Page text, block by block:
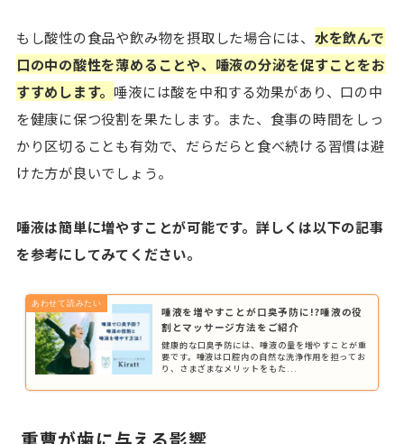
もし酸性の食品や飲み物を摂取した場合には、 水を飲んで
口の中の酸性を薄めることや、唾液の分泌を促すことをお
すすめします。唾液には酸を中和する効果があり、口の中
を健康に保つ役割を果たします。また、食事の時間をしっ
かり区切ることも有効で、だらだらと食べ続ける習慣は避
けた方が良いでしょう。
唾液は簡単に増やすことが可能です。詳しくは以下の記事
を参考にしてみてください。
唾液を増やすことが口臭予防に!?唾液の役
割とマッサージ方法をご紹介
健康的な口臭予防には、唾液の量を増やすことが重
要です。唾液は口腔内の自然な洗浄作用を担ってお
り、さまざまなメリットをもた...